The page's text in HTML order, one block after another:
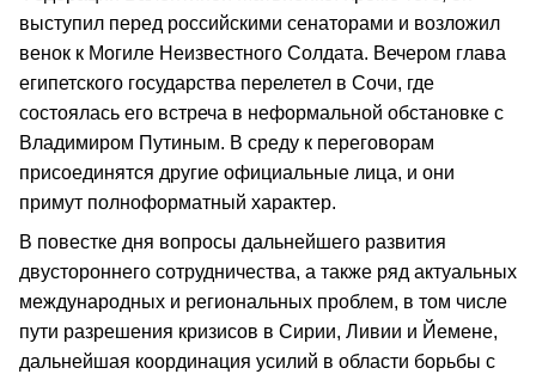
выступил перед российскими сенаторами и возложил
венок к Могиле Неизвестного Солдата. Вечером глава
египетского государства перелетел в Сочи, где
состоялась его встреча в неформальной обстановке с
Владимиром Путиным. В среду к переговорам
присоединятся другие официальные лица, и они
примут полноформатный характер.
В повестке дня вопросы дальнейшего развития
двустороннего сотрудничества, а также ряд актуальных
международных и региональных проблем, в том числе
пути разрешения кризисов в Сирии, Ливии и Йемене,
дальнейшая координация усилий в области борьбы с